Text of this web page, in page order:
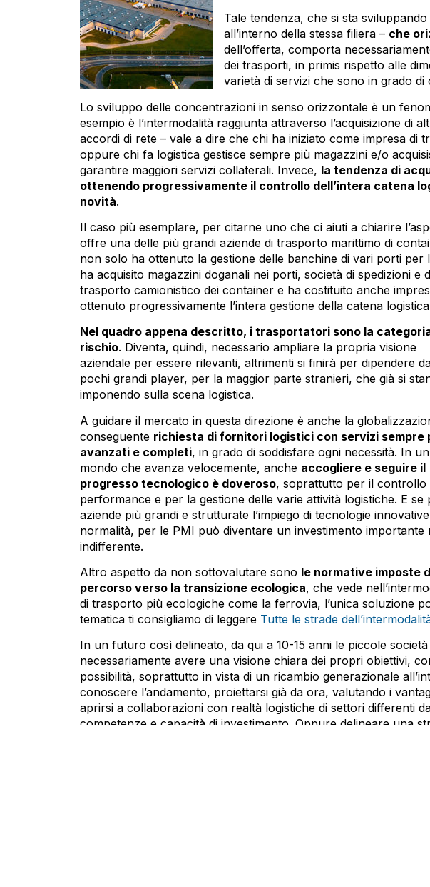
Tale tendenza, che si sta sviluppando
all’interno della stessa filiera – che
dell’offerta, comporta
dei trasporti, in primis rispetto alle
varietà di servizi che sono in grado di
Lo sviluppo delle concentrazioni in senso orizzontale è un
esempio è l’intermodalità raggiunta attraverso l’acquisizione di
accordi di rete – vale a dire che chi ha iniziato come impresa di
oppure chi fa logistica gestisce sempre più magazzini e/o
garantire maggiori servizi collaterali. Invece, la tendenza di
ottenendo progressivamente il controllo dell’intera catena
novità.
Il caso più esemplare, per citarne uno che ci aiuti a chiarire
offre una delle più grandi aziende di trasporto marittimo di
non solo ha ottenuto la gestione delle banchine di vari porti
ha acquisito magazzini doganali nei porti, società di spedizioni e
trasporto camionistico dei container e ha costituito anche
ottenuto progressivamente l’intera gestione della catena
Nel quadro appena descritto, i trasportatori sono la
rischio. Diventa, quindi, necessario ampliare la propria visione
aziendale per essere rilevanti, altrimenti si finirà per dipendere
pochi grandi player, per la maggior parte stranieri, che già si
imponendo sulla scena logistica.
A guidare il mercato in questa direzione è anche la
conseguente richiesta di fornitori logistici con servizi sempre
avanzati e completi, in grado di soddisfare ogni necessità. In un
mondo che avanza velocemente, anche accogliere e seguire il
progresso tecnologico è doveroso, soprattutto per il controllo
performance e per la gestione delle varie attività logistiche. E se
aziende più grandi e strutturate l’impiego di tecnologie
normalità, per le PMI può diventare un investimento importante
indifferente.
Altro aspetto da non sottovalutare sono le normative imposte
percorso verso la transizione ecologica, che vede
di trasporto più ecologiche come la ferrovia, l’unica soluzione
tematica ti consigliamo di leggere Tutte le strade
In un futuro così delineato, da qui a 10-15 anni le piccole
necessariamente avere una visione chiara dei propri obiettivi,
possibilità, soprattutto in vista di un ricambio generazionale
conoscere l’andamento, proiettarsi già da ora, valutando i
aprirsi a collaborazioni con realtà logistiche di settori differenti
competenze e capacità di investimento. Oppure delineare una
IL NATALE È L’OCCASIONE
PER RITROVARE UMANITÀ E
RISPETTO.
LEGGI L'ARTICOLO
LANZI
HUB